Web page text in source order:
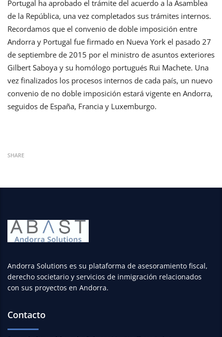
Portugal ha aprobado el trámite del acuerdo a la Asamblea
de la República, una vez completados sus trámites internos.
Recordamos que el convenio de doble imposición entre
Andorra y Portugal fue firmado en Nueva York el pasado 27
de septiembre de 2015 por el ministro de asuntos exteriores
Gilbert Saboya y su homólogo portugués Rui Machete. Una
vez finalizados los procesos internos de cada país, un nuevo
convenio de no doble imposición estará vigente en Andorra,
seguidos de España, Francia y Luxemburgo.
SHARE
Andorra Solutions es su plataforma de asesoramiento fiscal,
derecho societario y servicios de inmigración relacionados
con sus proyectos en Andorra.
Contacto